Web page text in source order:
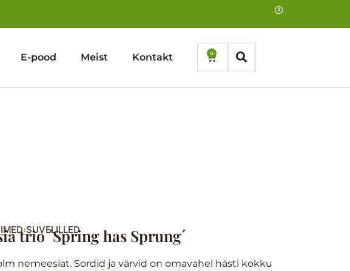
E-pood Meist Kontakt 0
Cart
›SUVELILLED
trio ´Spring has Sprung´
nemeesiat. Sordid ja värvid on omavahel hästi kokku